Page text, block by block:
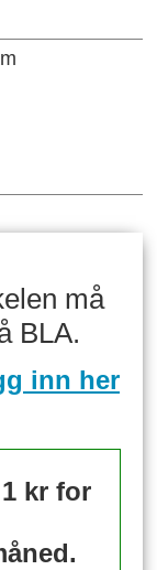
må
BLA.
inn her
kr for